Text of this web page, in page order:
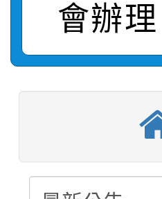
學年度
結果(第
【甄選
學年度第
【甄選結
學年度第
結果(第4
【甄選結
學年度
結果(第
轉知：
賽及師生
轉知：「
會辦